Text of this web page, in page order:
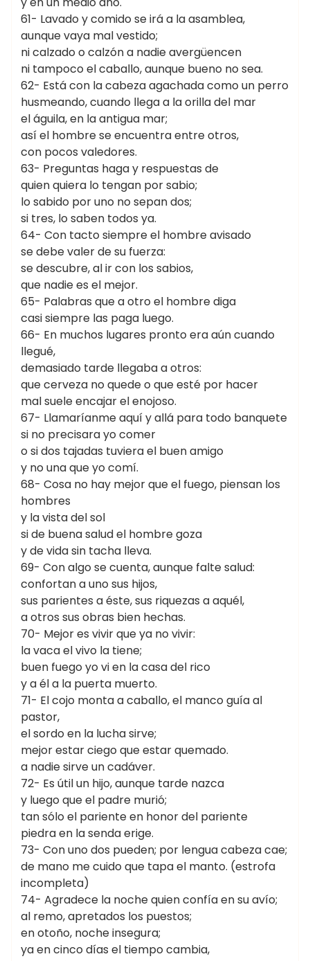
61- Lavado y comido se irá a la asamblea,
aunque vaya mal vestido;
ni calzado o calzón a nadie avergüencen
ni tampoco el caballo, aunque bueno no sea.
62- Está con la cabeza agachada como un perro
husmeando, cuando llega a la orilla del mar
el águila, en la antigua mar;
así el hombre se encuentra entre otros,
con pocos valedores.
63- Preguntas haga y respuestas de
quien quiera lo tengan por sabio;
lo sabido por uno no sepan dos;
si tres, lo saben todos ya.
64- Con tacto siempre el hombre avisado
se debe valer de su fuerza:
se descubre, al ir con los sabios,
que nadie es el mejor.
65- Palabras que a otro el hombre diga
casi siempre las paga luego.
66- En muchos lugares pronto era aún cuando
llegué,
demasiado tarde llegaba a otros:
que cerveza no quede o que esté por hacer
mal suele encajar el enojoso.
67- Llamaríanme aquí y allá para todo banquete
si no precisara yo comer
o si dos tajadas tuviera el buen amigo
y no una que yo comí.
68- Cosa no hay mejor que el fuego, piensan los
hombres
y la vista del sol
si de buena salud el hombre goza
y de vida sin tacha lleva.
69- Con algo se cuenta, aunque falte salud:
confortan a uno sus hijos,
sus parientes a éste, sus riquezas a aquél,
a otros sus obras bien hechas.
70- Mejor es vivir que ya no vivir:
la vaca el vivo la tiene;
buen fuego yo vi en la casa del rico
y a él a la puerta muerto.
71- El cojo monta a caballo, el manco guía al
pastor,
el sordo en la lucha sirve;
mejor estar ciego que estar quemado.
a nadie sirve un cadáver.
72- Es útil un hijo, aunque tarde nazca
y luego que el padre murió;
tan sólo el pariente en honor del pariente
piedra en la senda erige.
73- Con uno dos pueden; por lengua cabeza cae;
de mano me cuido que tapa el manto. (estrofa
incompleta)
74- Agradece la noche quien confía en su avío;
al remo, apretados los puestos;
en otoño, noche insegura;
ya en cinco días el tiempo cambia,